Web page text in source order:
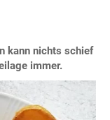
kann nichts schief
immer.